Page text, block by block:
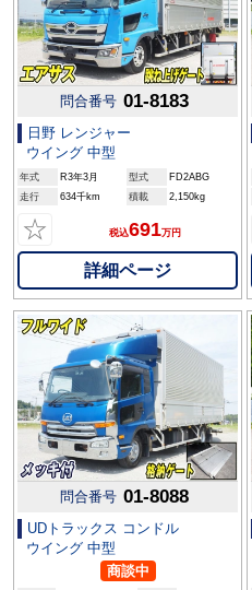
問合番号 01-8183
日野 レンジャー
ウイング 中型
年式 R3年3月 型式
FD2ABG
走行
634千km 積載 2,150kg
☆ 税込691万円
詳細ページ
問合番号 01-8088
UDトラックス コンドル
ウイング 中型
商談中